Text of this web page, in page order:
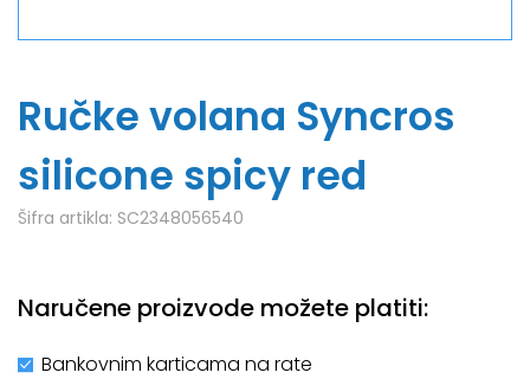
Ručke volana Syncros
silicone spicy red
Šifra artikla: SC2348056540
Naručene proizvode možete platiti:
Bankovnim karticama na rate